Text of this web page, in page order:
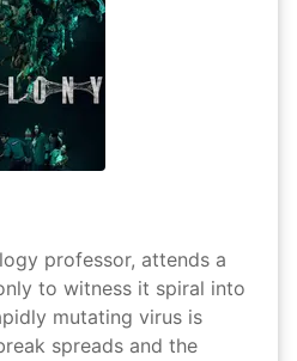
professor, attends a
to witness it spiral into
mutating virus is
spreads and the